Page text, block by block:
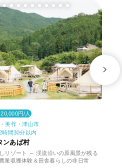
円/人
美作・津山市
時間30分以内
ンあば村
リゾート ～ 渓流沿いの原風景が残る
業収獲体験＆田舎暮らしの非日常